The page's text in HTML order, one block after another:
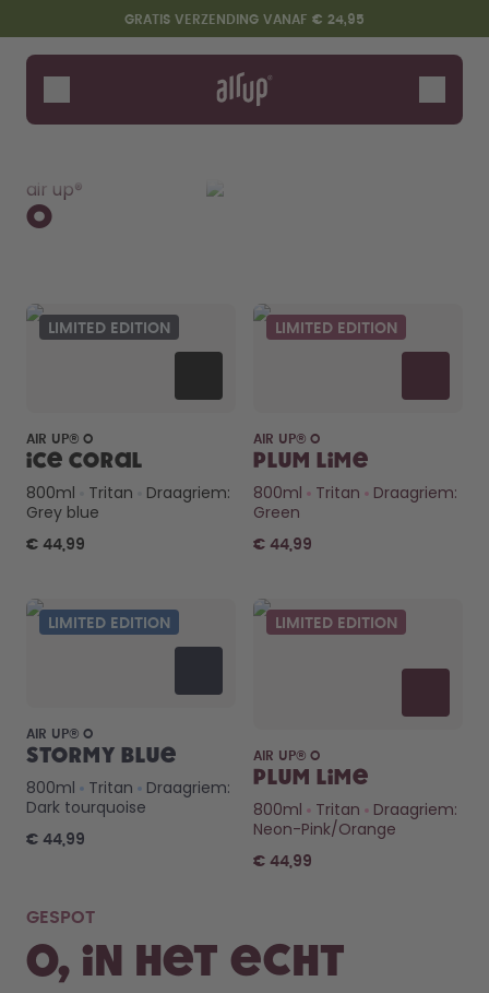
Overslaan en naar de inhoud gaan
ToegankelijkheidsverklaringGRATIS VERZENDING VANAF € 24,95
Flessen
Smaken
Starter Sets
Hoe het werkt
Support & FAQ
Vergelijk de flessen
air up®
O
LIMITED EDITION
AIR UP® O
Ice Coral
800ml
Tritan
Draagriem:
Grey blue
€ 44,99
LIMITED EDITION
AIR UP® O
Plum Lime
800ml
Tritan
Draagriem:
Green
€ 44,99
LIMITED EDITION
AIR UP® O
Stormy Blue
800ml
Tritan
Draagriem:
Dark tourquoise
€ 44,99
LIMITED EDITION
AIR UP® O
Plum Lime
800ml
Tritan
Draagriem:
Neon-Pink/Orange
€ 44,99
GESPOT
o, in het echt